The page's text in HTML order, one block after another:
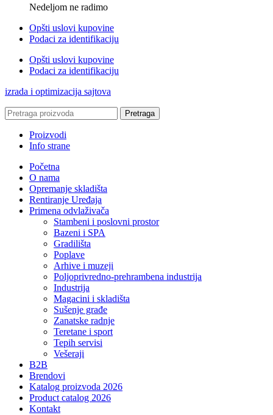
Nedeljom ne radimo
Opšti uslovi kupovine
Podaci za identifikaciju
Opšti uslovi kupovine
Podaci za identifikaciju
izrada i optimizacija sajtova
Pretraga
Proizvodi
Info strane
Početna
O nama
Opremanje skladišta
Rentiranje Uređaja
Primena odvlaživača
Stambeni i poslovni prostor
Bazeni i SPA
Gradilišta
Poplave
Arhive i muzeji
Poljoprivredno-prehrambena industrija
Industrija
Magacini i skladišta
Sušenje građe
Zanatske radnje
Teretane i sport
Tepih servisi
Vešeraji
B2B
Brendovi
Katalog proizvoda 2026
Product catalog 2026
Kontakt